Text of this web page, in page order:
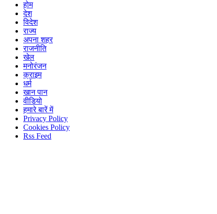
होम
देश
विदेश
राज्य
अपना शहर
राजनीति
खेल
मनोरंजन
क्राइम
धर्म
खान पान
वीडियो
हमारे बारें में
Privacy Policy
Cookies Policy
Rss Feed